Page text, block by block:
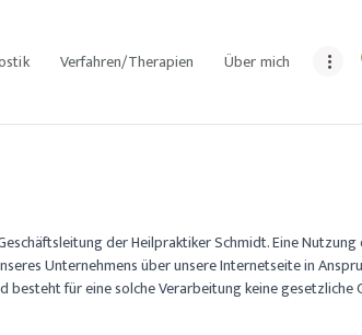
Verfahren/Therapien Über mich
der Heilpraktiker Schmidt. Eine
Unternehmens über unsere Internetseite in
für eine solche Verarbeitung keine gesetzliche